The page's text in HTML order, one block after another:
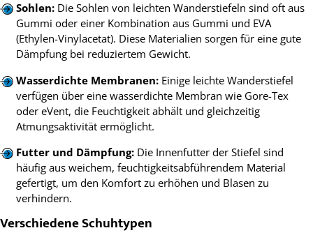
Sohlen:Die Sohlen von leichten Wanderstiefeln sind oft aus
Gummi oder einer Kombination aus Gummi und EVA
(Ethylen-Vinylacetat). Diese Materialien sorgen für eine gute
Dämpfung bei reduziertem Gewicht.
Wasserdichte Membranen:Einige leichte Wanderstiefel
verfügen über eine wasserdichte Membran wie Gore-Tex
oder eVent, die Feuchtigkeit abhält und gleichzeitig
Atmungsaktivität ermöglicht.
Futter und Dämpfung:Die Innenfutter der Stiefel sind
häufig aus weichem, feuchtigkeitsabführendem Material
gefertigt, um den Komfort zu erhöhen und Blasen zu
verhindern.
Verschiedene Schuhtypen